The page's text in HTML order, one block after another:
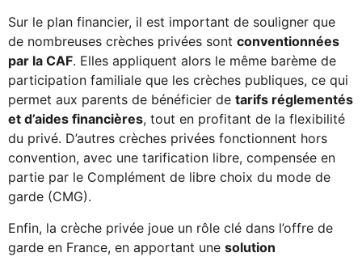
Sur le plan financier, il est important de souligner que
de nombreuses crèches privées sont conventionnées
par la CAF. Elles appliquent alors le même barème de
participation familiale que les crèches publiques, ce qui
permet aux parents de bénéficier de tarifs réglementés
et d’aides financières, tout en profitant de la flexibilité
du privé. D’autres crèches privées fonctionnent hors
convention, avec une tarification libre, compensée en
partie par le Complément de libre choix du mode de
garde (CMG).
Enfin, la crèche privée joue un rôle clé dans l’offre de
garde en France, en apportant une solution